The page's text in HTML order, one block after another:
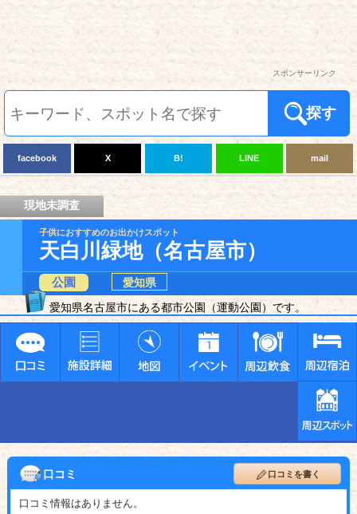
スポンサーリンク
探す
facebook X B! LINE mail
現地未調査
子供におすすめのお出かけスポット
天白川緑地（名古屋市）
公園
愛知県
愛知県名古屋市にある都市公園（運動公園）です。
口コミ 口コミを書く
口コミ情報はありません。